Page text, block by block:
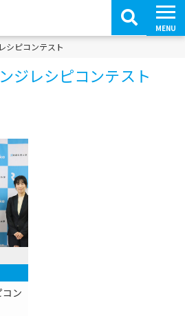
MENU
シピコンテスト
ジレシピコンテスト
ン